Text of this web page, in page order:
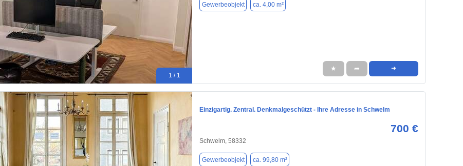
1 / 1
Gewerbeobjekt ca. 4,00 m²
★ ➦ ➜
Einzigartig. Zentral. Denkmalgeschützt - Ihre Adresse in Schwelm
700 €
Schwelm, 58332
Gewerbeobjekt ca. 99,80 m²